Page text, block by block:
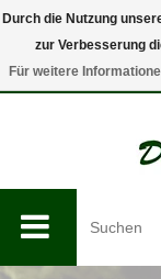
0
Durch die Nutzung
zur Verbesserung
Für weitere